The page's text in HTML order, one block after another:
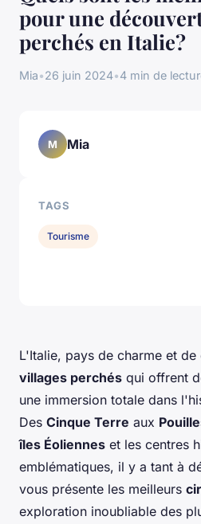
pour une
perchés en Italie?
Mia•26 juin 2024•4 min de
L'Italie, pays de charme et
villages perchés qui offrent
une immersion totale dans
Des Cinque Terre aux
îles Éoliennes et les centres
emblématiques, il y a tant à
vous présente les meilleurs
exploration inoubliable des
M Mia
TAGS
Tourisme